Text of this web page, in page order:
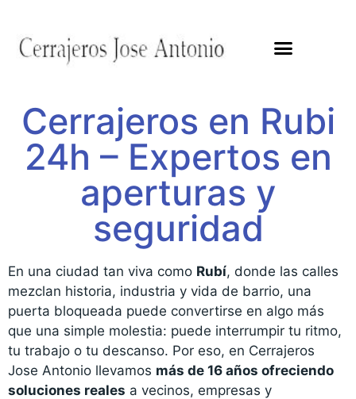
Cerrajeros en Rubi
24h – Expertos en
aperturas y
seguridad
En una ciudad tan viva como Rubí, donde las calles
mezclan historia, industria y vida de barrio, una
puerta bloqueada puede convertirse en algo más
que una simple molestia: puede interrumpir tu ritmo,
tu trabajo o tu descanso. Por eso, en Cerrajeros
Jose Antonio llevamos más de 16 años ofreciendo
soluciones reales a vecinos, empresas y